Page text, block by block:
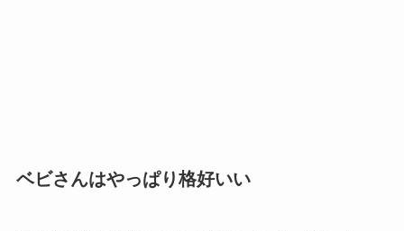
ベビさんはやっぱり格好いい